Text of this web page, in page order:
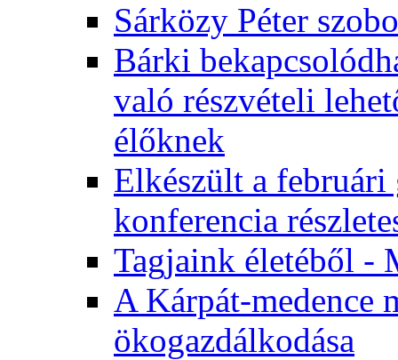
Sárközy Péter
Bárki
való részvételi
élőknek
Elkészült a
konferencia
Tagjaink életéből -
A Kárpát-medence
ökogazdálkodása